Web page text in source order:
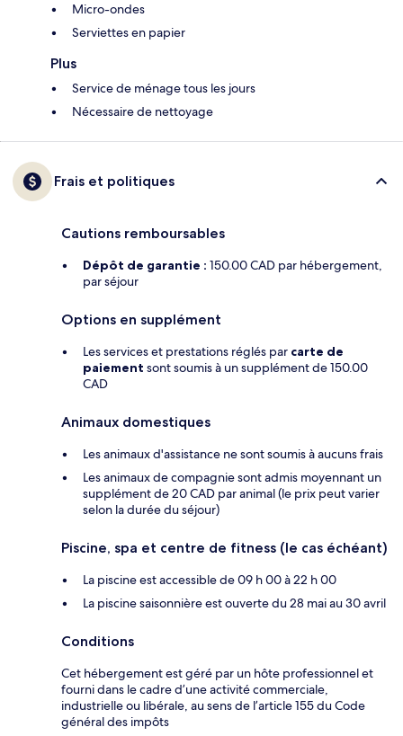
Micro-ondes
Serviettes en papier
Plus
Service de ménage tous les jours
Nécessaire de nettoyage
Frais et politiques
Cautions remboursables
Dépôt de garantie : 150.00 CAD par hébergement,
par séjour
Options en supplément
Les services et prestations réglés par carte de
paiement sont soumis à un supplément de 150.00
CAD
Animaux domestiques
Les animaux d'assistance ne sont soumis à aucuns frais
Les animaux de compagnie sont admis moyennant un
supplément de 20 CAD par animal (le prix peut varier
selon la durée du séjour)
Piscine, spa et centre de fitness (le cas échéant)
La piscine est accessible de 09 h 00 à 22 h 00
La piscine saisonnière est ouverte du 28 mai au 30 avril
Conditions
Cet hébergement est géré par un hôte professionnel et
fourni dans le cadre d’une activité commerciale,
industrielle ou libérale, au sens de l’article 155 du Code
général des impôts